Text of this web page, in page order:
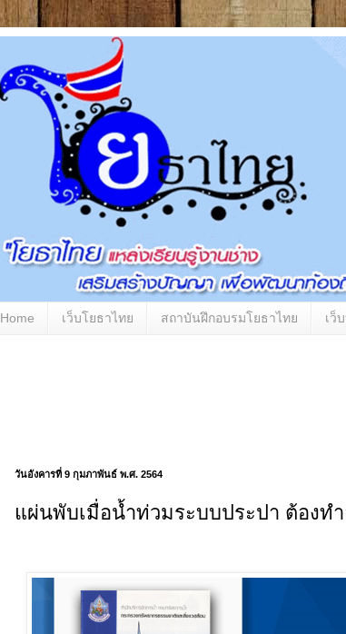
Home เว็บโยธาไทย สถาบันฝึกอบรมโยธาไทย เว็
วันอังคารที่ 9 กุมภาพันธ์ พ.ศ. 2564
แผ่นพับเมื่อน้ำท่วมระบบประปา ต้องทำ